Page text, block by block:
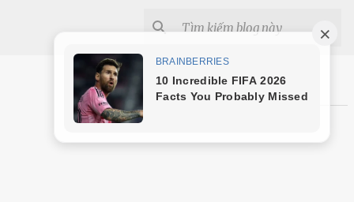
Shopee